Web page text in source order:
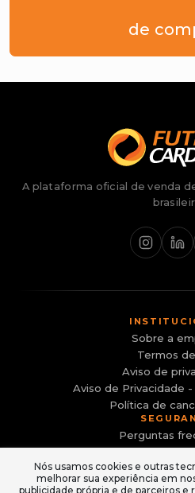
de
A plataforma oficial de venda
Sobre a
Termos
Aviso de
Aviso de Privacidade
Política de
Perguntas
Canal de
Evite sites
Nós usamos cookies e outras
melhorar sua experiência em
publicidade própria e de parceiros